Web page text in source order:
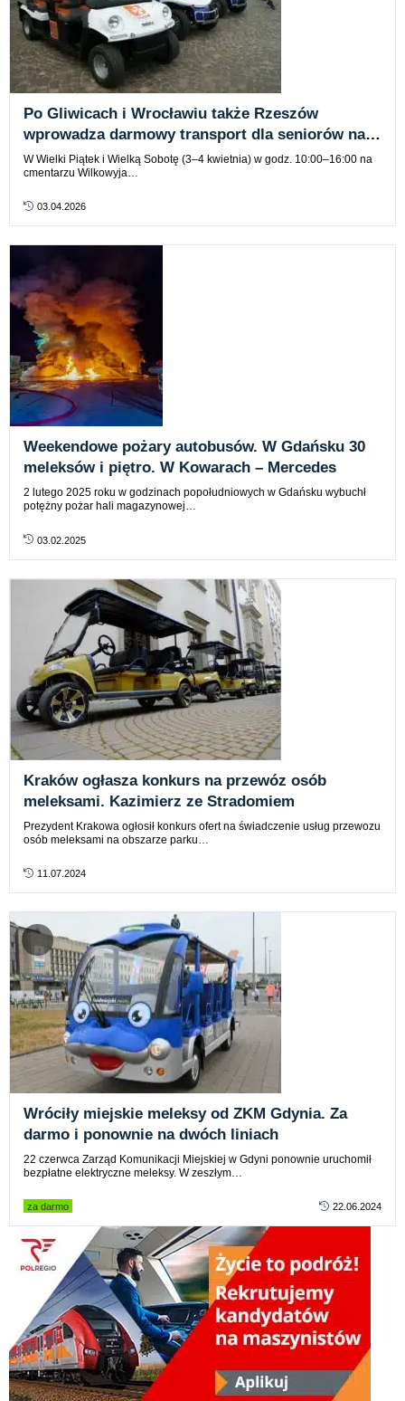
Po Gliwicach i Wrocławiu także Rzeszów
wprowadza darmowy transport dla seniorów na
cmentarzu
W Wielki Piątek i Wielką Sobotę (3–4 kwietnia) w godz. 10:00–16:00 na
cmentarzu Wilkowyja…
03.04.2026
Weekendowe pożary autobusów. W Gdańsku 30
meleksów i piętro. W Kowarach – Mercedes
2 lutego 2025 roku w godzinach popołudniowych w Gdańsku wybuchł
potężny pożar hali magazynowej…
03.02.2025
Kraków ogłasza konkurs na przewóz osób
meleksami. Kazimierz ze Stradomiem
Prezydent Krakowa ogłosił konkurs ofert na świadczenie usług przewozu
osób meleksami na obszarze parku…
11.07.2024
Wróciły miejskie meleksy od ZKM Gdynia. Za
darmo i ponownie na dwóch liniach
22 czerwca Zarząd Komunikacji Miejskiej w Gdyni ponownie uruchomił
bezpłatne elektryczne meleksy. W zeszłym…
za darmo 22.06.2024